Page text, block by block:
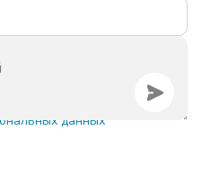
данных